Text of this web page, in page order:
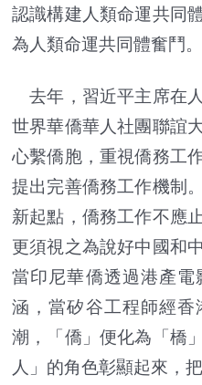
認識構建人類命運共同
為人類命運共同體奮鬥。
去年，習近平主席在
世界華僑華人社團聯誼
心繫僑胞，重視僑務工
提出完善僑務工作機制
新起點，僑務工作不應
更須視之為說好中國和
當印尼華僑透過港產
涵，當矽谷工程師經
潮，「僑」便化為「橋
人」的角色彰顯起來，